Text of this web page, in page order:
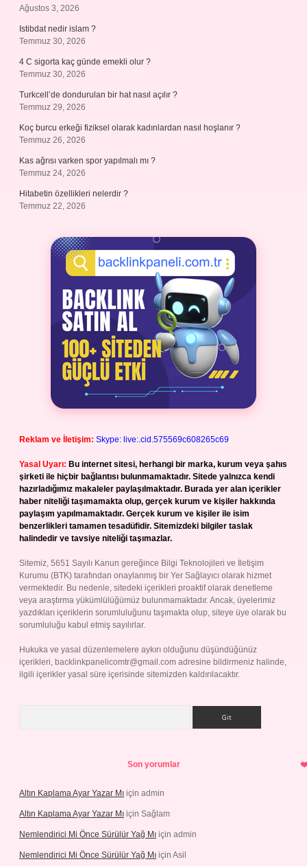
Ağustos 3, 2026
Istibdat nedir islam ?
Temmuz 30, 2026
4 C sigorta kaç günde emekli olur ?
Temmuz 30, 2026
Turkcell’de dondurulan bir hat nasıl açılır ?
Temmuz 29, 2026
Koç burcu erkeği fiziksel olarak kadınlardan nasıl hoşlanır ?
Temmuz 26, 2026
Kas ağrısı varken spor yapılmalı mı ?
Temmuz 24, 2026
Hitabetin özellikleri nelerdir ?
Temmuz 22, 2026
Reklam ve İletişim: Skype: live:.cid.575569c608265c69
Yasal Uyarı: Bu internet sitesi, herhangi bir marka, kurum veya şahıs
şirketi ile hiçbir bağlantısı bulunmamaktadır. Sitede yalnızca kendi
hazırladığımız makaleler paylaşılmaktadır. Burada yer alan içerikler
haber niteliği taşımamakta olup, gerçek kurum ve kişiler hakkında
paylaşım yapılmamaktadır. Gerçek kurum ve kişiler ile isim
benzerlikleri tamamen tesadüfidir. Sitemizdeki bilgiler taslak
halindedir ve tavsiye niteliği taşımazlar.
Sitemiz, 5651 Sayılı Kanun gereğince Bilgi Teknolojileri ve İletişim
Kurumu (BTK) tarafından onaylanmış bir Yer Sağlayıcı olarak hizmet
vermektedir. Bu nedenle, sitedeki içerikleri proaktif olarak denetleme
veya araştırma yükümlülüğümüz bulunmamaktadır. Ancak, üyelerimiz
yazdıkları içeriklerin sorumluluğunu taşımakta olup, siteye üye olarak bu
sorumluluğu kabul etmiş sayılırlar.
Hukuka ve yasal düzenlemelere aykırı olduğunu düşündüğünüz
içerikleri, backlinkpanelicomtr@gmail.com adresine bildirmeniz halinde,
ilgili içerikler yasal süre içerisinde sitemizden kaldırılacaktır.
Son yorumlar
Altın Kaplama Ayar Yazar Mı için admin
Altın Kaplama Ayar Yazar Mı için Sağlam
Nemlendirici Mi Önce Sürülür Yağ Mı için admin
Nemlendirici Mi Önce Sürülür Yağ Mı için Asil